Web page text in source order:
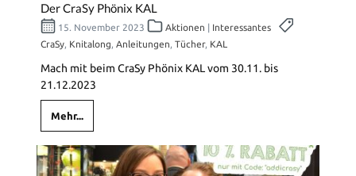
Der CraSy Phönix KAL
15. November 2023 Aktionen
Interessantes
CraSy, Knitalong, Anleitungen, Tücher, KAL
Mach mit beim CraSy Phönix KAL vom 30.11. bis
21.12.2023
Mehr...